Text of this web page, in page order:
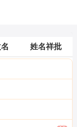
姓名祥批